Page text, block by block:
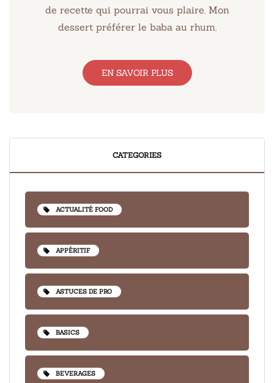
de recette qui pourrai vous plaire. Mon
dessert préférer le baba au rhum.
EN SAVOIR PLUS
CATEGORIES
ACTUALITÉ FOOD
APPÉRITIF
ASTUCES DE PRO
BASICS
BEVERAGES